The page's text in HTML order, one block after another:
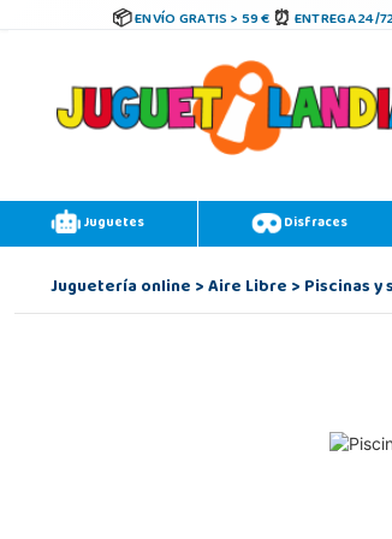
ENVÍO GRATIS > 59 € ENTREGA 24/
Juguetes Disfraces
Juguetería online>Aire Libre>Piscinas y